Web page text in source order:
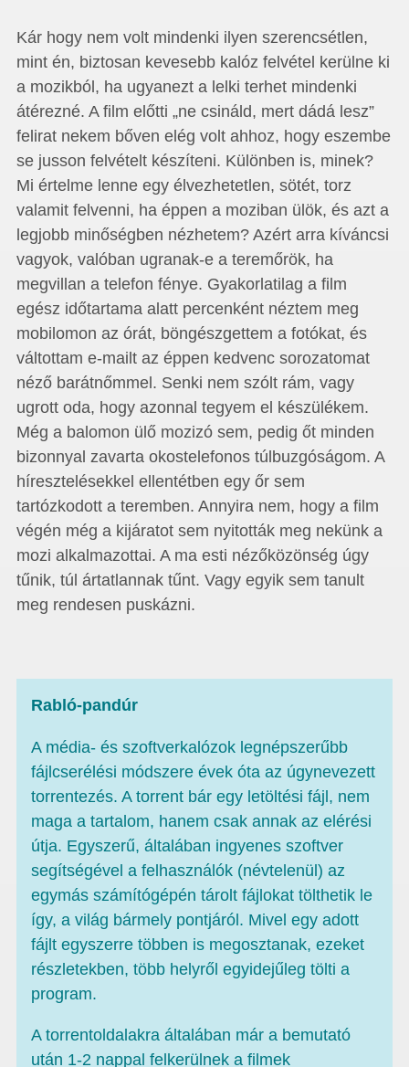
Kár hogy nem volt mindenki ilyen szerencsétlen,
mint én, biztosan kevesebb kalóz felvétel kerülne ki
a mozikból, ha ugyanezt a lelki terhet mindenki
átérezné. A film előtti „ne csináld, mert dádá lesz”
felirat nekem bőven elég volt ahhoz, hogy eszembe
se jusson felvételt készíteni. Különben is, minek?
Mi értelme lenne egy élvezhetetlen, sötét, torz
valamit felvenni, ha éppen a moziban ülök, és azt a
legjobb minőségben nézhetem? Azért arra kíváncsi
vagyok, valóban ugranak-e a teremőrök, ha
megvillan a telefon fénye. Gyakor­latilag a film
egész időtartama alatt percenként néztem meg
mobilomon az órát, böngészgettem a fotókat, és
váltottam e-mailt az éppen kedvenc sorozatomat
néző barátnőmmel. Senki nem szólt rám, vagy
ugrott oda, hogy azonnal tegyem el készülékem.
Még a balomon ülő mozizó sem, pedig őt minden
bizonnyal zavarta okostelefonos túlbuzgóságom. A
híresztelésekkel ellentétben egy őr sem
tartózkodott a teremben. Annyira nem, hogy a film
végén még a kijáratot sem nyitották meg nekünk a
mozi alkalmazottai. A ma esti nézőközönség úgy
tűnik, túl ártatlannak tűnt. Vagy egyik sem tanult
meg rendesen puskázni.
Rabló-pandúr
A média- és szoftverkalózok legnépszerűbb
fájlcserélési módszere évek óta az úgynevezett
torrentezés. A torrent bár egy letöltési fájl, nem
maga a tartalom, hanem csak annak az elérési
útja. Egyszerű, általában ingyenes szoftver
segítségével a felhasználók (névtelenül) az
egymás számítógépén tárolt fájlokat tölthetik le
így, a világ bármely pontjáról. Mivel egy adott
fájlt egyszerre többen is megosztanak, ezeket
részletekben, több helyről egyidejűleg tölti a
program.
A torrentoldalakra általában már a bemutató
után 1-2 nappal felkerülnek a filmek